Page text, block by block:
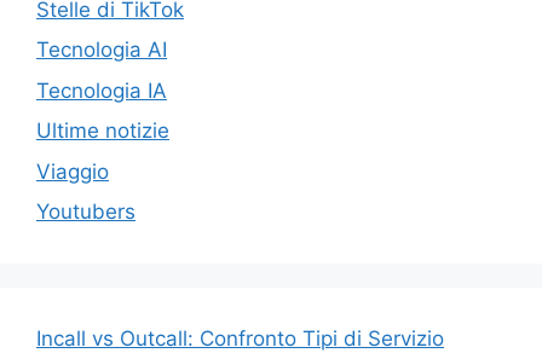
Stelle di TikTok
Tecnologia AI
Tecnologia IA
Ultime notizie
Viaggio
Youtubers
Incall vs Outcall: Confronto Tipi di Servizio